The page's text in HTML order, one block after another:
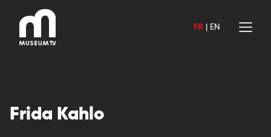
contenu
FR EN
Frida Kahlo